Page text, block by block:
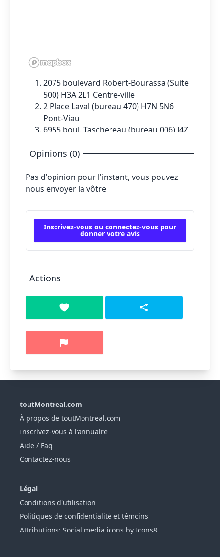
2075 boulevard Robert-Bourassa (Suite
500) H3A 2L1 Centre-ville
2 Place Laval (bureau 470) H7N 5N6
Pont-Viau
6955 boul. Taschereau (bureau 006) J4Z
850 Ernest-Gagnon (Édifice 5, bureau
Opinions (0)
Pas d'opinion pour l'instant, vous pouvez
nous envoyer la vôtre
Inscrivez-vous ou connectez-vous pour
donner votre avis
Actions
toutMontreal.com
À propos de toutMontreal.com
Inscrivez-vous à l'annuaire
Aide / Faq
Contactez-nous
Légal
Conditions d'utilisation
Politiques de confidentialité et témoins
Attributions: Social media icons by Icons8